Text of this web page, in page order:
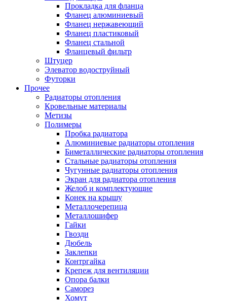
Прокладка для фланца
Фланец алюминиевый
Фланец нержавеющий
Фланец пластиковый
Фланец стальной
Фланцевый фильтр
Штуцер
Элеватор водоструйный
Футорки
Прочее
Радиаторы отопления
Кровельные материалы
Метизы
Полимеры
Пробка радиатора
Алюминиевые радиаторы отопления
Биметаллические радиаторы отопления
Стальные радиаторы отопления
Чугунные радиаторы отопления
Экран для радиатора отопления
Желоб и комплектующие
Конек на крышу
Металлочерепица
Металлошифер
Гайки
Гвозди
Дюбель
Заклепки
Контргайка
Крепеж для вентиляции
Опора балки
Саморез
Хомут